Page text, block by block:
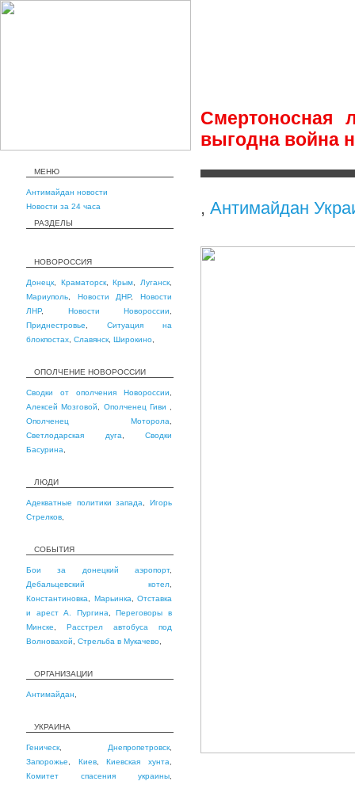
Смертоносная
выгодна война
МЕНЮ
Антимайдан новости
Новости за 24 часа
РАЗДЕЛЫ
НОВОРОССИЯ
Донецк Краматорск,Крым Луганск
Мариуполь
Новости ДНР,Новости
ЛНР, Новости Новороссии
Приднестровье
Ситуация на
блокпостах Славянск Широкино
ОПОЛЧЕНИЕ НОВОРОССИИ
Сводки от ополчения Новороссии
Алексей Мозговой
Ополченец Гиви
Ополченец Моторола
Светлодарская дуга
Сводки
Басурина
ЛЮДИ
Адекватные политики запада ,Игорь
Стрелков
СОБЫТИЯ
Бои за донецкий аэропорт,
Дебальцевский котел
Константиновка
Марьинка
Отставка
и арест А. Пургина ,Переговоры в
Минске
Расстрел автобуса под
Волновахой
Стрельба в Мукачево
ОРГАНИЗАЦИИ
Антимайдан
УКРАИНА
Геническ Днепропетровск
Запорожье
Киев,Киевская хунта
Комитет спасения украины
, Антимайдан